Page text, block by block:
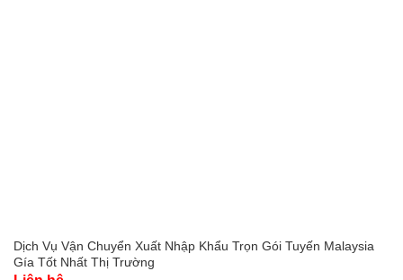
Dịch Vụ Vận Chuyển Xuất Nhập Khẩu Trọn Gói Tuyến Malaysia
Gía Tốt Nhất Thị Trường